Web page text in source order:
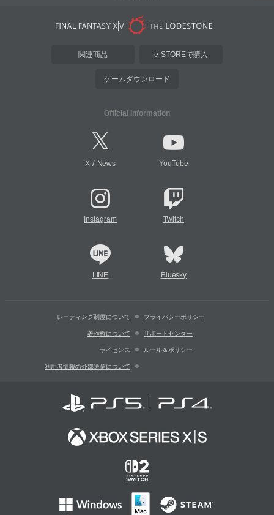
関連商品 e-STOREで購入
ゲームダウンロード
Official Information
X/ News YouTube
Instagram Twitch
LINE Bluesky
レーティング制度について プライバシーポリシー
著作権について サポートセンター
ライセンス ルール＆ポリシー
利用者情報の外部送信について